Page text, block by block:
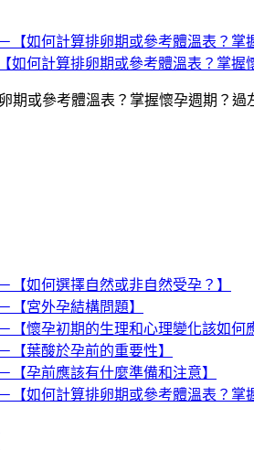
如何計算排卵期或參考體溫表？掌握
期或參考體溫表？掌握懷孕週期？過